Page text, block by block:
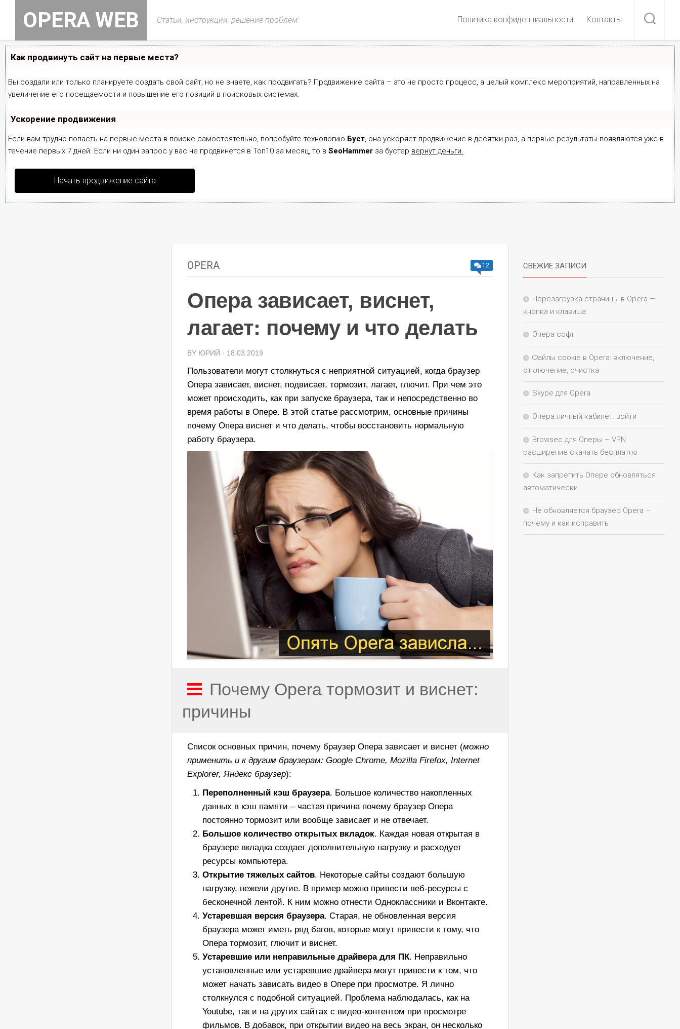
contentOPERA WEB Статьи, инструкции, решение проблем Политика конфиденциальности Контакты
Как продвинуть сайт на первые места?
Вы создали или только планируете создать свой сайт, но не знаете, как продвигать? Продвижение сайта – это не просто процесс, а целый комплекс мероприятий, направленных на
увеличение его посещаемости и повышение его позиций в поисковых системах.
Ускорение продвижения
Если вам трудно попасть на первые места в поиске самостоятельно, попробуйте технологию Буст, она ускоряет продвижение в десятки раз, а первые результаты появляются уже в
течение первых 7 дней. Если ни один запрос у вас не продвинется в Топ10 за месяц, то в SeoHammer за бустер вернут деньги.
Начать продвижение сайта
OPERA 12
Опера зависает, виснет,
лагает: почему и что делать
BY ЮРИЙ · 18.03.2019
Пользователи могут столкнуться с неприятной ситуацией, когда браузер
Опера зависает, виснет, подвисает, тормозит, лагает, глючит. При чем это
может происходить, как при запуске браузера, так и непосредственно во
время работы в Опере. В этой статье рассмотрим, основные причины
почему Опера виснет и что делать, чтобы восстановить нормальную
работу браузера.
Почему Opera тормозит и виснет:
причины
Список основных причин, почему браузер Опера зависает и виснет (можно
применить и к другим браузерам: Google Chrome, Mozilla Firefox, Internet
Explorer, Яндекс браузер):
Переполненный кэш браузера. Большое количество накопленных
данных в кэш памяти – частая причина почему браузер Опера
постоянно тормозит или вообще зависает и не отвечает.
Большое количество открытых вкладок. Каждая новая открытая в
браузере вкладка создает дополнительную нагрузку и расходует
ресурсы компьютера.
Открытие тяжелых сайтов. Некоторые сайты создают большую
нагрузку, нежели другие. В пример можно привести веб-ресурсы с
бесконечной лентой. К ним можно отнести Одноклассники и Вконтакте.
Устаревшая версия браузера. Старая, не обновленная версия
браузера может иметь ряд багов, которые могут привести к тому, что
Опера тормозит, глючит и виснет.
Устаревшие или неправильные драйвера для ПК. Неправильно
установленные или устаревшие драйвера могут привести к том, что
может начать зависать видео в Опере при просмотре. Я лично
столкнулся с подобной ситуацией. Проблема наблюдалась, как на
Youtube, так и на других сайтах с видео-контентом при просмотре
фильмов. В добавок, при открытии видео на весь экран, он несколько
СВЕЖИЕ ЗАПИСИ
Перезагрузка страницы в Opera —
кнопка и клавиша
Опера софт
Файлы cookie в Opera: включение,
отключение, очистка
Skype для Opera
Опера личный кабинет: войти
Browsec для Оперы – VPN
расширение скачать бесплатно
Как запретить Опере обновляться
автоматически
Не обновляется браузер Opera –
почему и как исправить